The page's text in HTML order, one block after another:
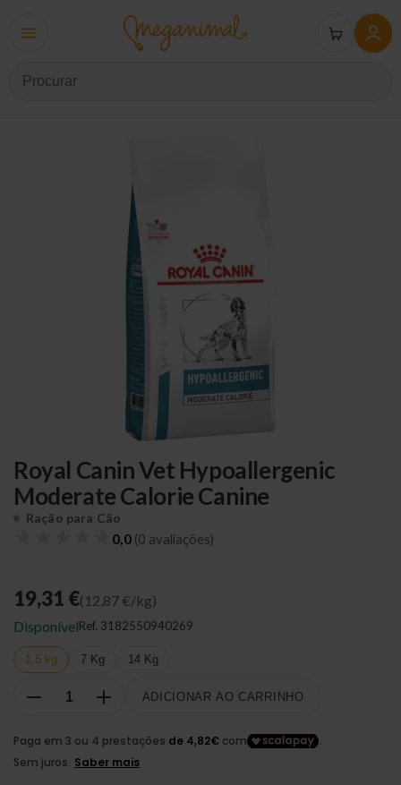
Royal Canin Vet Hypoallergenic
Moderate Calorie Canine
Ração para Cão
0,0 (0 avaliações)
19,31 €(12,87 €/kg)
DisponívelRef. 3182550940269
1,5 kg 7 Kg 14 Kg
ADICIONAR AO CARRINHO